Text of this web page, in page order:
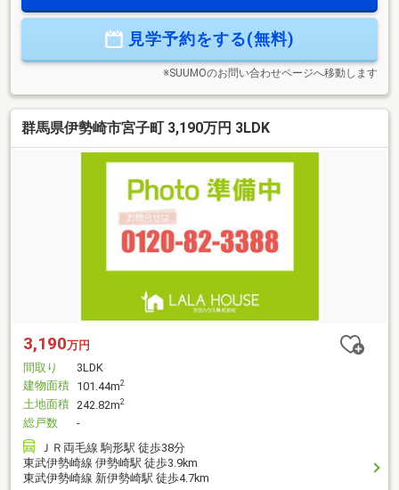
と確信しております。また、売買の『透明性』にこだわって
おります。安心して、ワクワクして住宅探しをして欲しいと
見学予約をする(無料)
※SUUMOのお問い合わせページへ移動します
群馬県伊勢崎市宮子町 3,190万円 3LDK
3,190万円
間取り
3LDK
建物面積 101.44m2
土地面積 242.82m2
総戸数
-
ＪＲ両毛線 駒形駅 徒歩38分
東武伊勢崎線 伊勢崎駅 徒歩3.9km
東武伊勢崎線 新伊勢崎駅 徒歩4.7km